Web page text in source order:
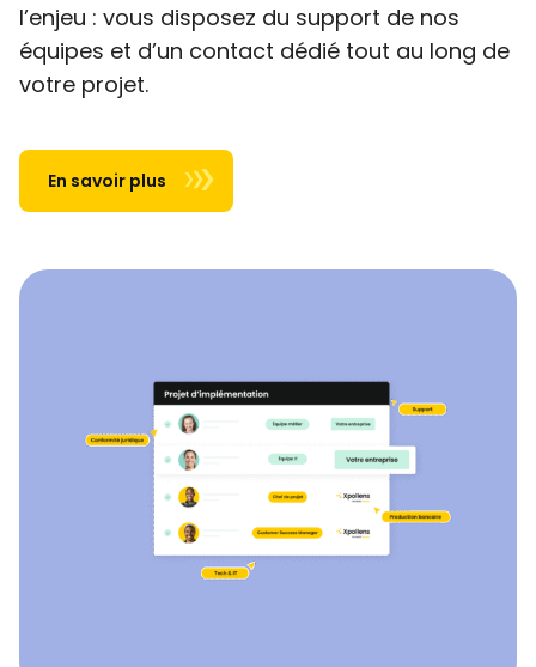
l’enjeu : vous disposez du support de nos
équipes et d’un contact dédié tout au long de
votre projet.
En savoir plus